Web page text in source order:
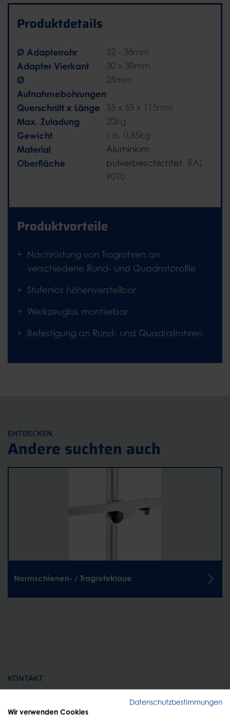
Produktdetails
Ø Adapterrohr 32 - 38mm
Adapter Vierkant 30 x 30mm
Ø
Aufnahmebohrungen
25mm
Querschnitt x Länge 55 x 55 x 115mm
Max. Zuladung 20kg
Gewicht ca. 0,65kg
Material Aluminium
Oberfläche pulverbeschichtet, RAL
9010
Produktvorteile
Nachrüstung von Tragrohren an
verschiedene Rund- und Quadratprofile
Stufenlos höhenverstellbar
Werkzeuglos montierbar
Befestigung an Rund- und Quadratrohren
ENTDECKEN
Andere suchten auch
Normschienen- / Tragrohrklaue
KONTAKT
Persönliche BeratungDatenschutzbestimmungen
Wir verwenden Cookies